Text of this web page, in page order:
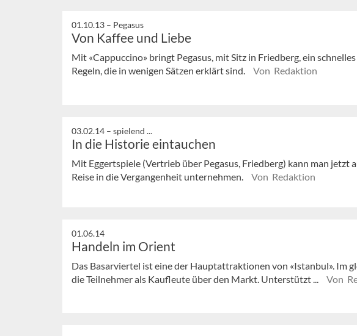
01.10.13 – Pegasus
Von Kaffee und Liebe
Mit «Cappuccino» bringt Pegasus, mit Sitz in Friedberg, ein
Regeln, die in wenigen Sätzen erklärt sind.
Von Redaktion
03.02.14 – spielend ...
In die Historie eintauchen
Mit Eggertspiele (Vertrieb über Pegasus, Friedberg) kann man jetzt
Reise in die Vergangenheit unternehmen.
Von Redaktion
01.06.14
Handeln im Orient
Das Basarviertel ist eine der Hauptattraktionen von «Istanbul». Im
die Teilnehmer als Kaufleute über den Markt. Unterstützt ...
Von